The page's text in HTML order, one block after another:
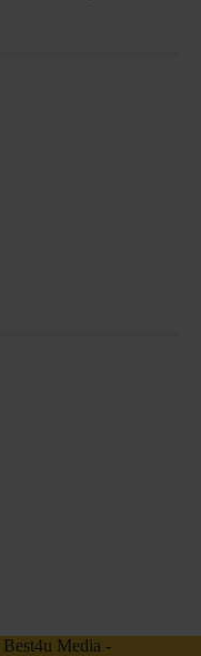
Best4u Media -